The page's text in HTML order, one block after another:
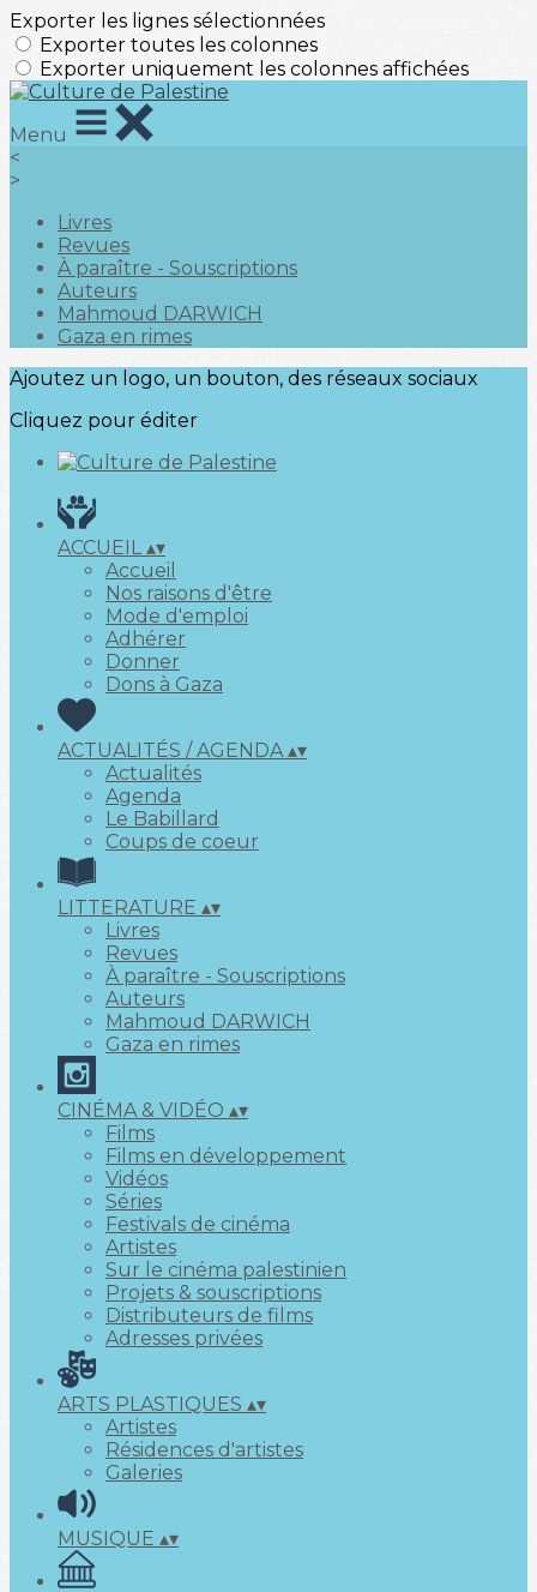
Exporter les lignes sélectionnées
Exporter toutes les colonnes
Exporter uniquement les colonnes affichées
Menu
<
>
Livres
Revues
À paraître - Souscriptions
Auteurs
Mahmoud DARWICH
Gaza en rimes
Ajoutez un logo, un bouton, des réseaux sociaux
Cliquez pour éditer
ACCUEIL▴▾
Accueil
Nos raisons d'être
Mode d'emploi
Adhérer
Donner
Dons à Gaza
ACTUALITÉS / AGENDA▴▾
Actualités
Agenda
Le Babillard
Coups de coeur
LITTERATURE ▴▾
Livres
Revues
À paraître - Souscriptions
Auteurs
Mahmoud DARWICH
Gaza en rimes
CINÉMA & VIDÉO ▴▾
Films
Films en développement
Vidéos
Séries
Festivals de cinéma
Artistes
Sur le cinéma palestinien
Projets & souscriptions
Distributeurs de films
Adresses privées
ARTS PLASTIQUES ▴▾
Artistes
Résidences d'artistes
Galeries
MUSIQUE ▴▾